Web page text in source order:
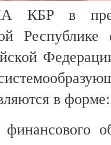
КБР в
Республике
в форме: